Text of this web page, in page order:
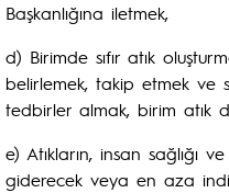
Başkanlığına iletmek,
d) Birimde sıfır atık
belirlemek, takip etmek ve
tedbirler almak, birim atık
e) Atıkların, insan sağlığı
giderecek veya en aza